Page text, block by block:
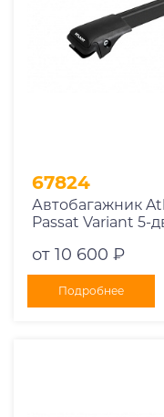
67824
Автобагажник
Passat Variant 5-
10002+11114+11118
от 10 600 ₽
Подробнее